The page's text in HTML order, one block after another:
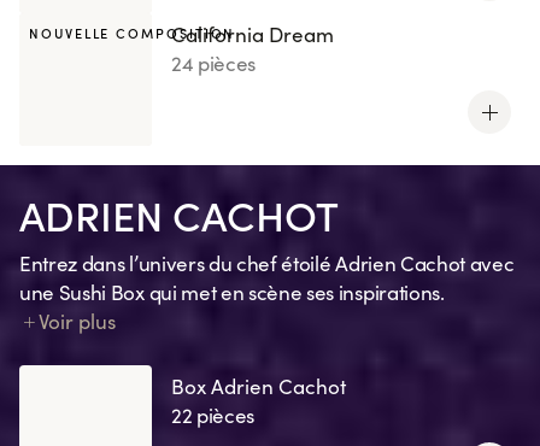
NOUVELLE COMPOSITIONCalifornia Dream
24 pièces
ADRIEN CACHOT
Entrez dans l’univers du chef étoilé Adrien Cachot avec
une Sushi Box qui met en scène ses inspirations.
Chaque création traduit un souvenir, une émotion, un
Voir plus
Box Adrien Cachot
22 pièces